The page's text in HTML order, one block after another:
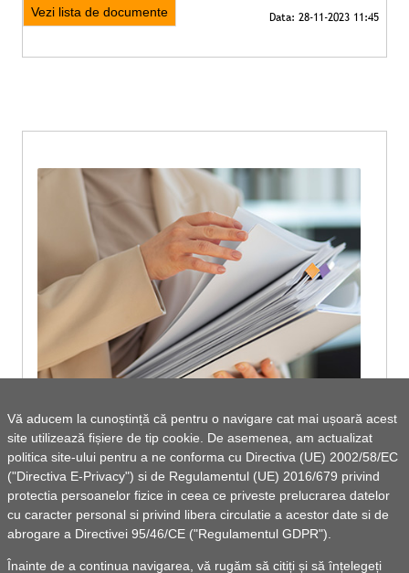
Vă aducem la cunoștință că pentru o navigare cat mai ușoară acest
site utilizează fișiere de tip cookie. De asemenea, am actualizat
politica site-ului pentru a ne conforma cu Directiva (UE) 2002/58/EC
("Directiva E-Privacy") si de Regulamentul (UE) 2016/679 privind
protectia persoanelor fizice in ceea ce priveste prelucrarea datelor
cu caracter personal si privind libera circulatie a acestor date si de
abrogare a Directivei 95/46/CE ("Regulamentul GDPR").
Înainte de a continua navigarea, vă rugăm să citiți și să înțelegeți
Vezi lista de documente
RAPORT privind executia bugetara pe anul
2021